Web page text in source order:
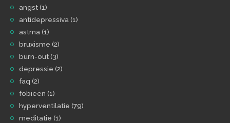
angst(1)
antidepressiva(1)
astma(1)
bruxisme (2)
burn-out(3)
depressie (2)
faq (2)
fobieën (1)
hyperventilatie (79)
meditatie (1)